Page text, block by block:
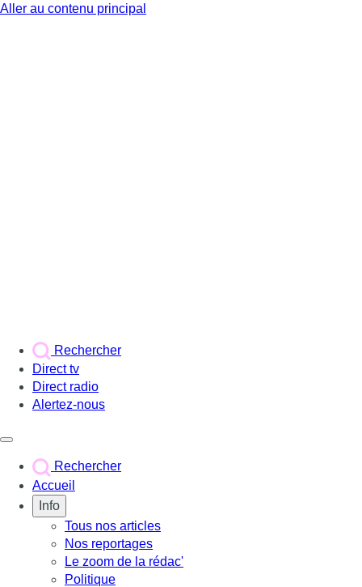
Aller au contenu principal
Rechercher
Direct tv
Direct radio
Alertez-nous
Rechercher
Accueil
Info
Tous nos articles
Nos reportages
Le zoom de la rédac'
Politique